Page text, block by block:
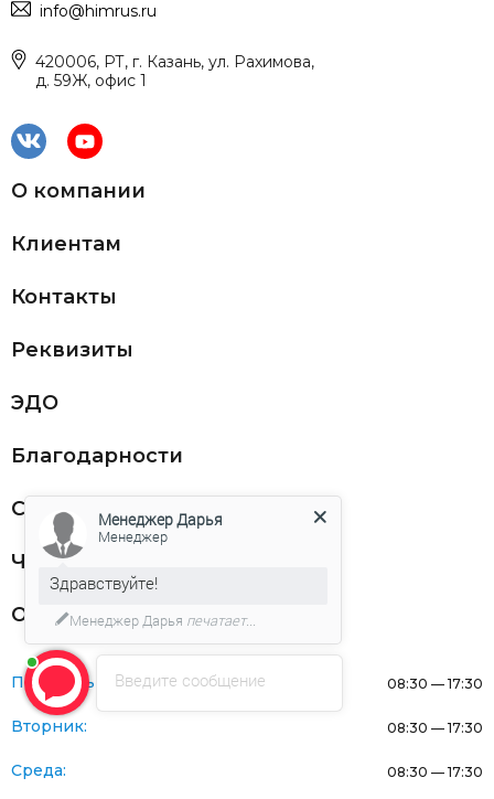
info@himrus.ru
420006, РТ, г. Казань, ул. Рахимова,
д. 59Ж, офис 1
О компании
Клиентам
Контакты
Реквизиты
ЭДО
Благодарности
Статьи
Частникам
Оферта
Понедельник: 08:30 — 17:30
Вторник: 08:30 — 17:30
Среда: 08:30 — 17:30
Введите сообщение
Менеджер Дарья
Менеджер
Здравствуйте!
Менеджер Дарья печатает...